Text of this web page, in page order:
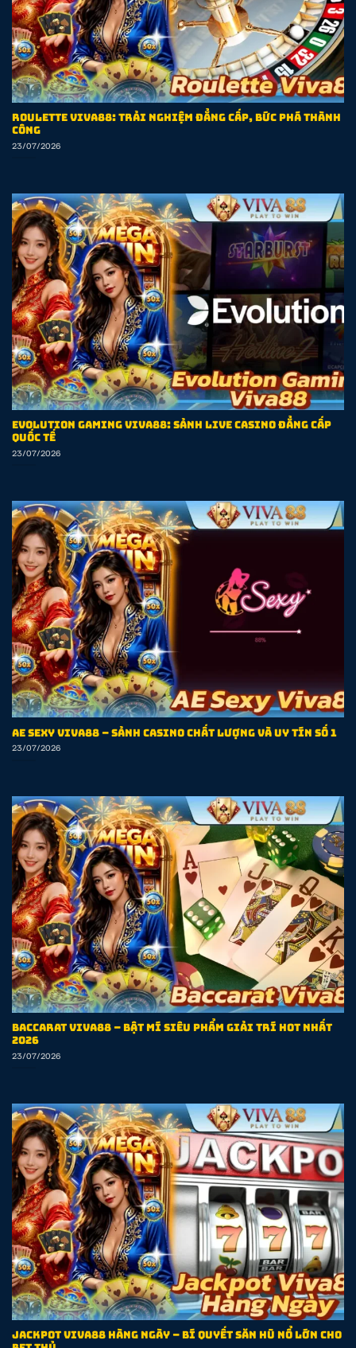
Roulette VIVA88: Trải Nghiệm Đẳng Cấp, Bức Phá Thành
Công
23/07/2026
Evolution Gaming Viva88: Sảnh Live Casino Đẳng Cấp
Quốc Tế
23/07/2026
AE Sexy Viva88 – Sảnh Casino Chất Lượng Và Uy Tín Số 1
23/07/2026
Baccarat Viva88 – Bật Mí Siêu Phẩm Giải Trí Hot Nhất
2026
23/07/2026
Jackpot Viva88 Hàng Ngày – Bí Quyết Săn Hũ Nổ Lớn Cho